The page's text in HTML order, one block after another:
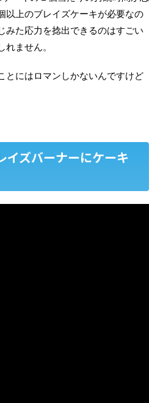
以上のブレイズケーキが必要なの
みた応力を捻出できるのはすごい
ません。
とにはロマンしかないんですけど
イズバーナーにケーキ